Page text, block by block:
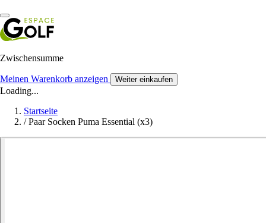
Zwischensumme
Meinen Warenkorb anzeigen Weiter einkaufen
Loading...
Startseite
/ Paar Socken Puma Essential (x3)